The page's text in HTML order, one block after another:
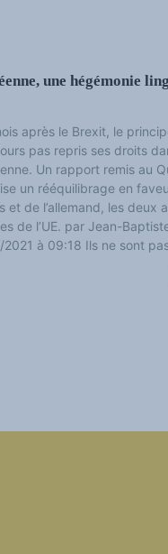
une hégémonie
après le Brexit, le
pas repris ses droits
Un rapport remis au
un rééquilibrage en
et de l’allemand, les deux
de l’UE. par Jean-
à 09:18 Ils ne sont